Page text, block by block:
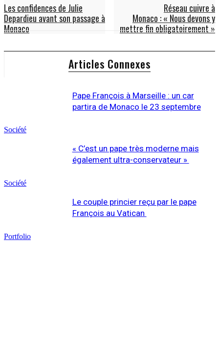
Les confidences de Julie
Depardieu avant son passage à
Monaco
Réseau cuivre à
Monaco : « Nous devons y
mettre fin obligatoirement »
Articles Connexes
Société
Pape François à Marseille : un car
partira de Monaco le 23 septembre
Société
« C’est un pape très moderne mais
également ultra-conservateur »
Portfolio
Le couple princier reçu par le pape
François au Vatican